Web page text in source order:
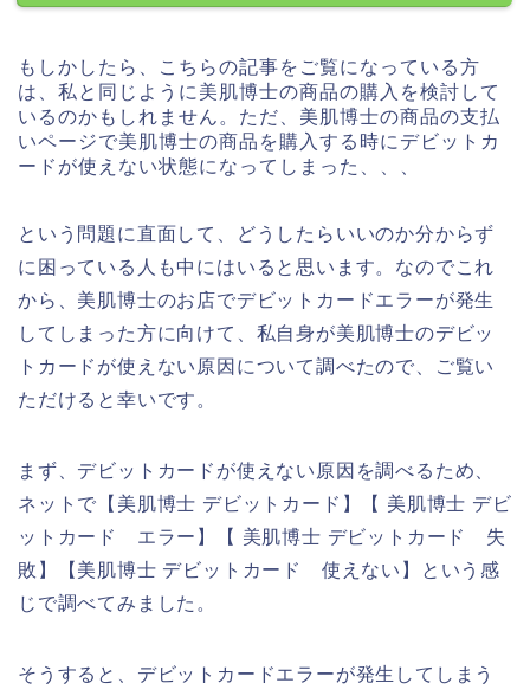
もしかしたら、こちらの記事をご覧になっている方
は、私と同じように美肌博士の商品の購入を検討して
いるのかもしれません。ただ、美肌博士の商品の支払
いページで美肌博士の商品を購入する時にデビットカ
ードが使えない状態になってしまった、、、
という問題に直面して、どうしたらいいのか分からず
に困っている人も中にはいると思います。なのでこれ
から、美肌博士のお店でデビットカードエラーが発生
してしまった方に向けて、私自身が美肌博士のデビッ
トカードが使えない原因について調べたので、ご覧い
ただけると幸いです。
まず、デビットカードが使えない原因を調べるため、
ネットで【美肌博士 デビットカード】【 美肌博士 デビ
ットカード エラー】【 美肌博士 デビットカード 失
敗】【美肌博士 デビットカード 使えない】という感
じで調べてみました。
そうすると、デビットカードエラーが発生してしまう